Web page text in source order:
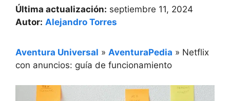
Última actualización: septiembre 11, 2024
Autor: Alejandro Torres
Aventura Universal » AventuraPedia » Netflix
con anuncios: guía de funcionamiento